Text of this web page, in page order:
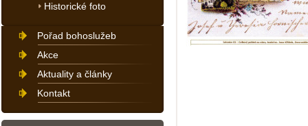
Historické foto
Pořad bohoslužeb
Akce
Aktuality a články
Kontakt